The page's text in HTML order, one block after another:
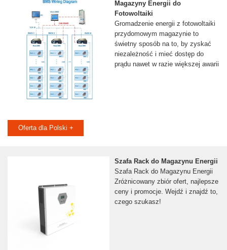
Magazyny Energii do
Fotowoltaiki
Gromadzenie energii z fotowoltaiki
przydomowym magazynie to
świetny sposób na to, by zyskać
niezależność i mieć dostęp do
prądu nawet w razie większej awarii
Oferta dla Polski +
Szafa Rack do Magazynu Energii
Szafa Rack do Magazynu Energii
Zróżnicowany zbiór ofert, najlepsze
ceny i promocje. Wejdź i znajdź to,
czego szukasz!